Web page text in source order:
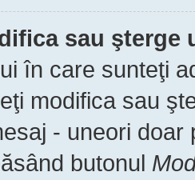
sau şterge
în care sunteţi
modifica sau
- uneori
butonul